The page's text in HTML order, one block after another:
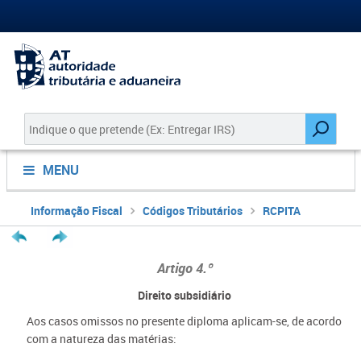
MENU
Informação Fiscal Códigos Tributários RCPITA
Artigo 4.º
Direito subsidiário
Aos casos omissos no presente diploma aplicam-se, de acordo
com a natureza das matérias: